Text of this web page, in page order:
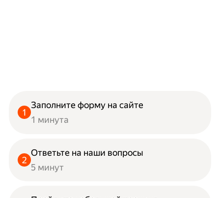
Заполните форму на сайте
1 минута
Ответьте на наши вопросы
5 минут